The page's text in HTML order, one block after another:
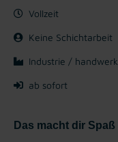
Vollzeit
Keine Schichtarbeit
Industrie /
ab sofort
Das macht dir